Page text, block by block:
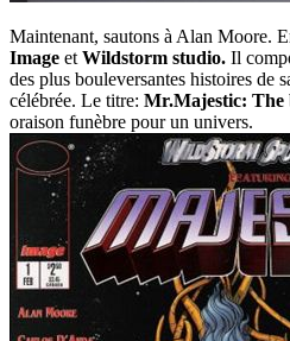
Maintenant, sautons à Alan Moore.
Image et Wildstorm studio. Il
des plus bouleversantes histoires de
célébrée. Le titre: Mr.Majestic: The
oraison funèbre pour un univers.